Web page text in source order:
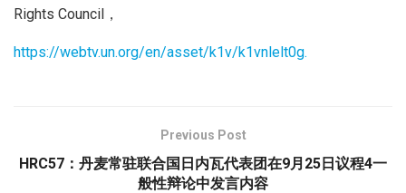
Rights Council，
https://webtv.un.org/en/asset/k1v/k1vnlelt0g.
Previous Post
HRC57：丹麦常驻联合国日内瓦代表团在9月25日议程4一
般性辩论中发言内容